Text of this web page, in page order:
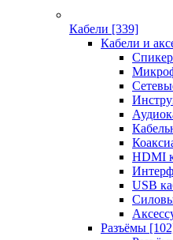
Кабели [339]
Кабели и
HDMI
USB
Разъёмы